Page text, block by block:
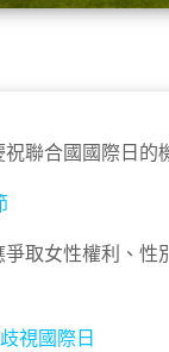
聯合國國際日的
取女性權利、性
視國際日